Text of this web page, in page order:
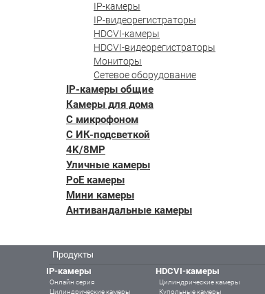
IP-камеры
IP-видеорегистраторы
HDCVI-камеры
HDCVI-видеорегистраторы
Мониторы
Сетевое оборудование
IP-камеры общие
Камеры для дома
С микрофоном
С ИК-подсветкой
4K/8MP
Уличные камеры
PoE камеры
Мини камеры
Антивандальные камеры
Продукты
IP-камеры
Онлайн серия
Цилиндрические камеры
HDCVI-камеры
Цилиндрические камеры
Купольные камеры